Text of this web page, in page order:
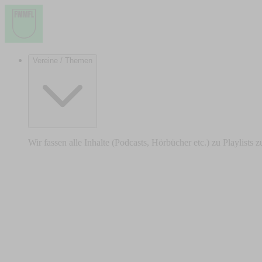
Vereine / Themen
Wir fassen alle Inhalte (Podcasts, Hörbücher etc.) zu Playlists